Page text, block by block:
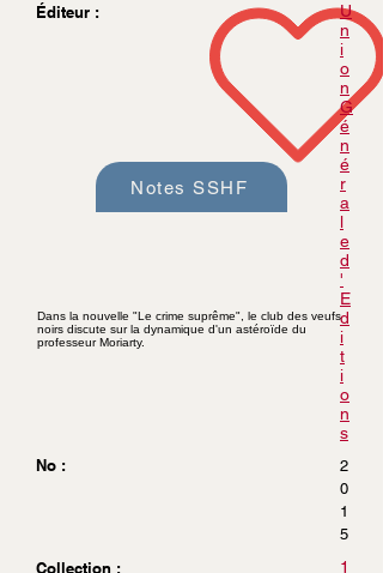
Éditeur :
U
n
i
o
n
G
é
n
é
r
a
l
e
d
'
E
d
i
t
i
o
n
s
No :
2
0
1
5
Collection :
1
Notes SSHF
Dans la nouvelle "Le crime suprême", le club des veufs
noirs discute sur la dynamique d'un astéroïde du
professeur Moriarty.